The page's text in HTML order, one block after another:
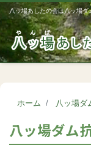
八ッ場あしたの会は八ッ場
ホーム 八ッ場ダ
八ッ場ダム